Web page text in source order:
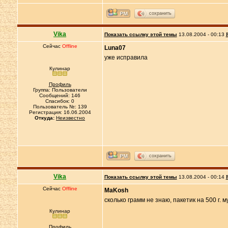
сохранить
Vika Показать ссылку этой темы 13.08.2004 - 00:13
Сейчас Offline
Кулинар
Профиль
Группа: Пользователи
Сообщений: 146
Спасибок: 0
Пользователь №: 139
Регистрация: 16.06.2004
Откуда: Неизвестно
Luna07
уже исправила
сохранить
Vika Показать ссылку этой темы 13.08.2004 - 00:14
Сейчас Offline
Кулинар
Профиль
MaKosh
сколько грамм не знаю, пакетик на 500 г.